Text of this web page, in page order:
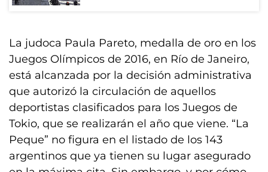
La judoca Paula Pareto, medalla de oro en los
Juegos Olímpicos de 2016, en Río de Janeiro,
está alcanzada por la decisión administrativa
que autorizó la circulación de aquellos
deportistas clasificados para los Juegos de
Tokio, que se realizarán el año que viene. “La
Peque” no figura en el listado de los 143
argentinos que ya tienen su lugar asegurado